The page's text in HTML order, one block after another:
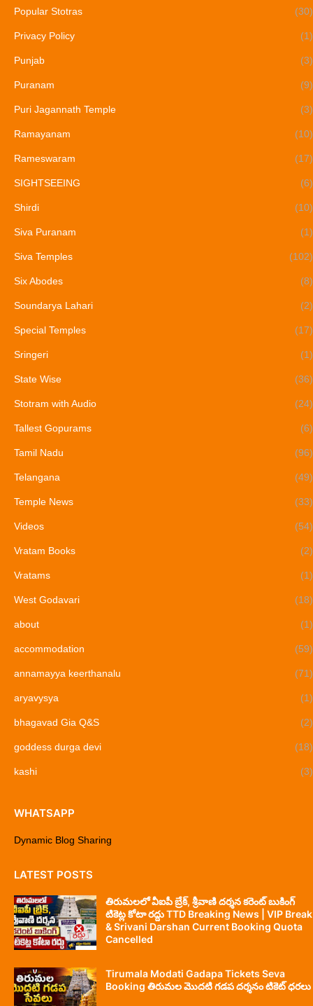
Popular Stotras (30)
Privacy Policy (1)
Punjab (3)
Puranam (9)
Puri Jagannath Temple (3)
Ramayanam (10)
Rameswaram (17)
SIGHTSEEING (6)
Shirdi (10)
Siva Puranam (1)
Siva Temples (102)
Six Abodes (8)
Soundarya Lahari (2)
Special Temples (17)
Sringeri (1)
State Wise (36)
Stotram with Audio (24)
Tallest Gopurams (6)
Tamil Nadu (96)
Telangana (49)
Temple News (33)
Videos (54)
Vratam Books (2)
Vratams (1)
West Godavari (18)
about (1)
accommodation (59)
annamayya keerthanalu (71)
aryavysya (1)
bhagavad Gia Q&S (2)
goddess durga devi (18)
kashi (3)
WHATSAPP
Dynamic Blog Sharing
LATEST POSTS
తిరుమలలో వీఐపీ బ్రేక్, శ్రీవాణి దర్శన కరెంట్ బుకింగ్
టికెట్ల కోటా రద్దు TTD Breaking News | VIP Break
& Srivani Darshan Current Booking Quota
Cancelled
Tirumala Modati Gadapa Tickets Seva
Booking తిరుమల మొదటి గడప దర్శనం టికెట్ ధరలు